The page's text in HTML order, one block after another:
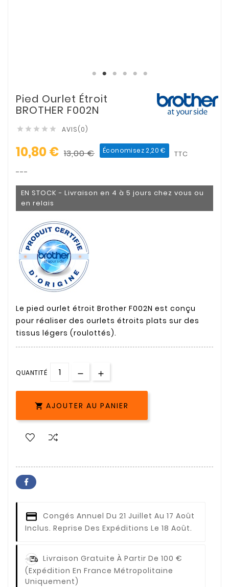
Pied Ourlet Étroit
BROTHER F002N
     AVIS(0)
10,80 € 13,00 € Économisez 2,20 € TTC
---
EN STOCK - Livraison en 4 à 5 jours chez vous ou
en relais
Le pied ourlet étroit Brother F002N est conçu
pour réaliser des ourlets étroits plats sur des
tissus légers (roulottés).
QUANTITÉ
 AJOUTER AU PANIER
Congés Annuel Du 21 Juillet Au 17 Août
Inclus. Reprise Des Expéditions Le 18 Août.
Livraison Gratuite À Partir De 100 €
(expédition En France Métropolitaine
Uniquement)